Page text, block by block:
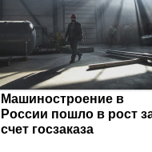
Машиностроение в
России пошло в рост
счет госзаказа